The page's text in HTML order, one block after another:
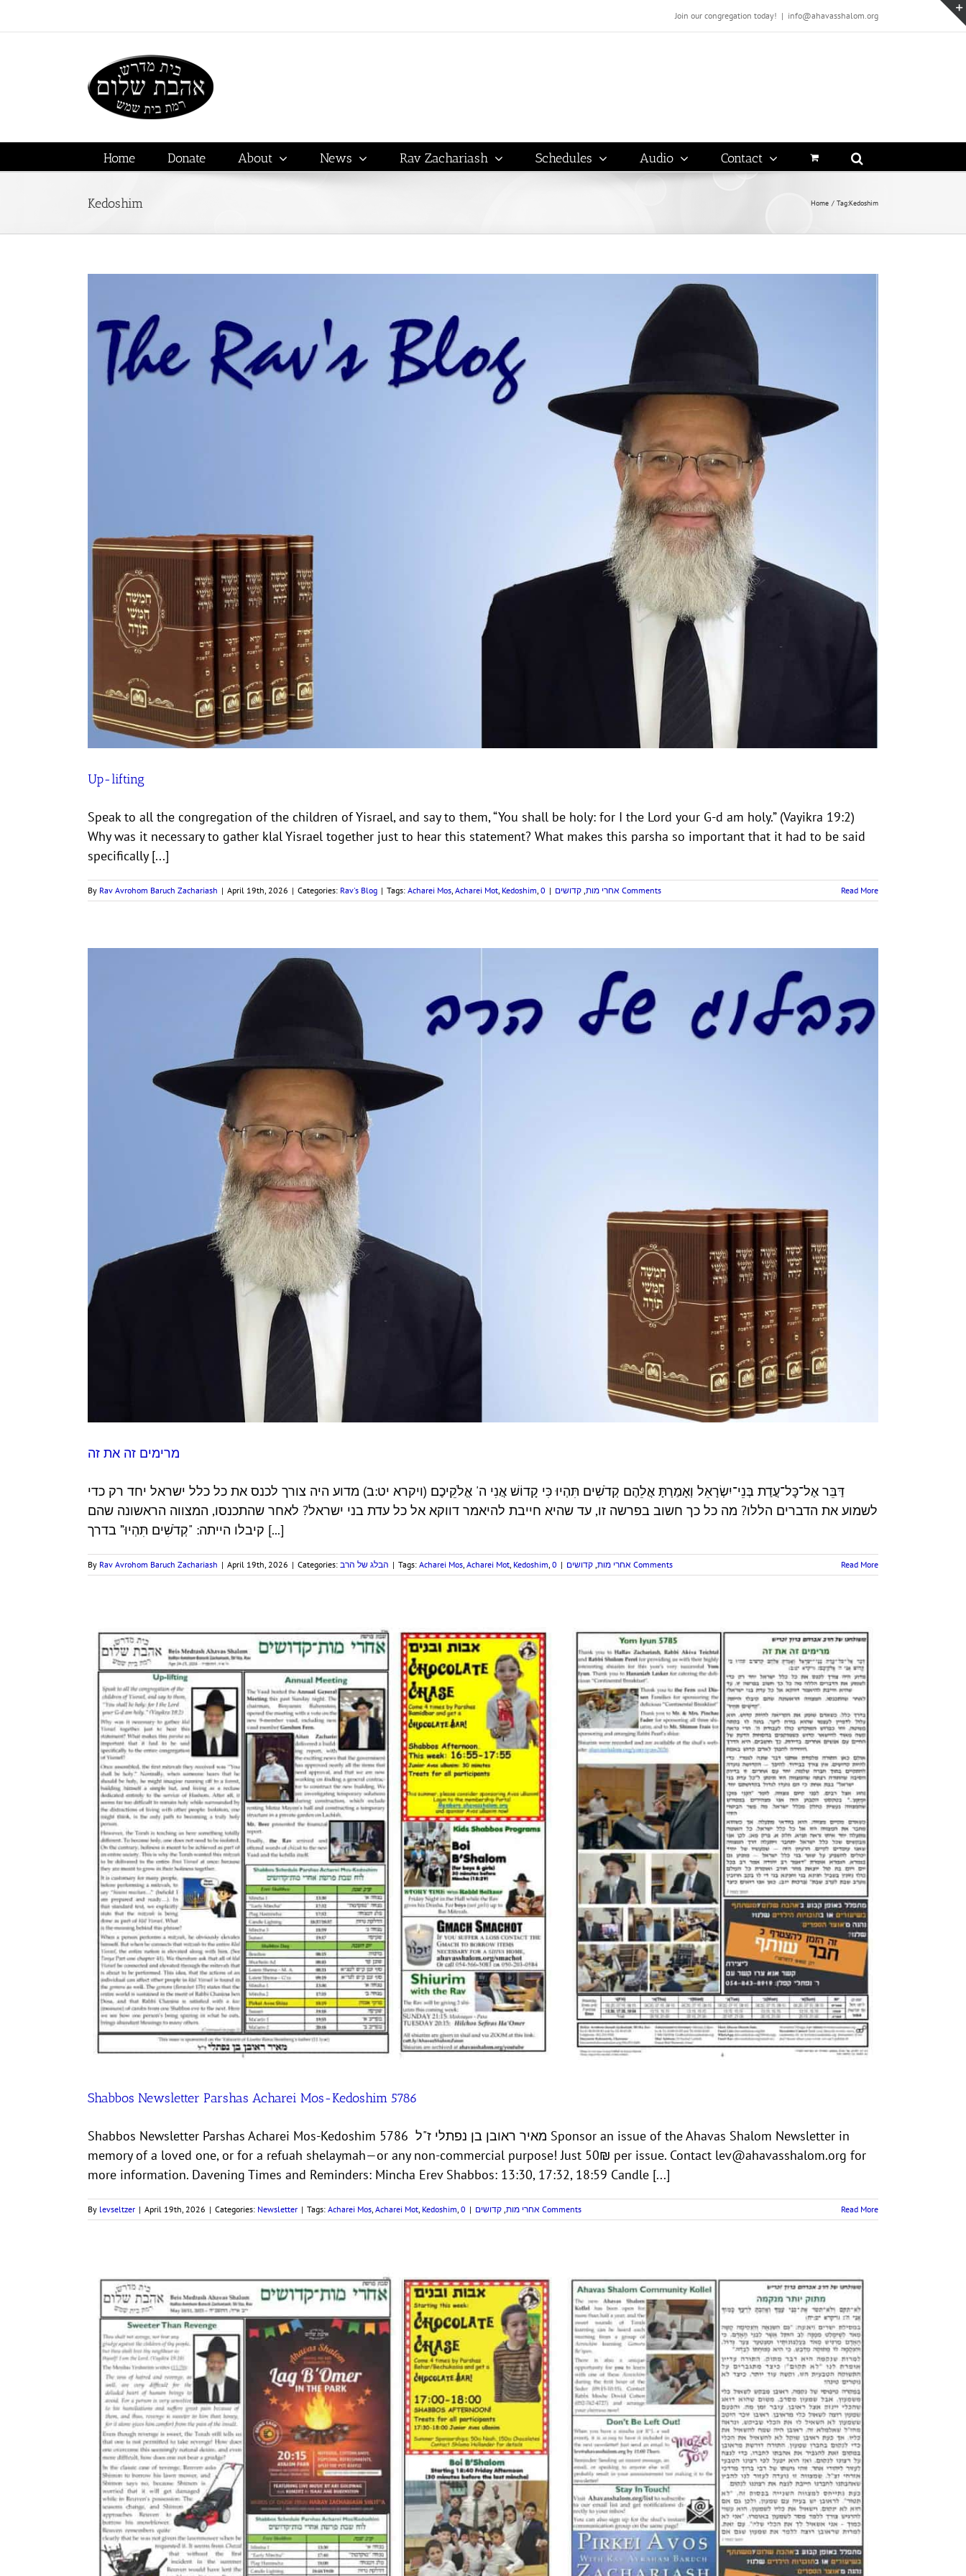
to
Join our congregation today! | info@ahavasshalom.org
Home Donate About News Rav Zachariash Schedules Audio Contact
Kedoshim Home Tag:Kedoshim
Up-lifting
Speak to all the congregation of the children of Yisrael, and say to them, “You shall be holy: for I the Lord your G-d am holy.” (Vayikra 19:2)
Why was it necessary to gather klal Yisrael together just to hear this statement? What makes this parsha so important that it had to be said
specifically [...]
By Rav Avrohom Baruch Zachariash | April 19th, 2026 | Categories: Rav's Blog | Tags: Acharei Mos, Acharei Mot, Kedoshim, אחרי מות, קדושים | 0 Comments Read More
מרימים זה את זה
דַּבֵּר אֶל־כׇּל־עֲדַת בְּנֵי־יִשְׂרָאֵל וְאָמַרְתָּ אֲלֵהֶם קְדֹשִׁים תִּהְיוּ כִּי קָדוֹשׁ אֲנִי ה' אֱלֹקֵיכֶם׃ (ויקרא יט:ב) מדוע היה צורך לכנס את כל כלל ישראל יחד רק כדי
לשמוע את הדברים הללו? מה כל כך חשוב בפרשה זו, עד שהיא חייבת להיאמר דווקא אל כל עדת בני ישראל? לאחר שהתכנסו, המצווה הראשונה שהם
קיבלו הייתה: "קְדֹשִׁים תִּהְיוּ” בדרך [...]
By Rav Avrohom Baruch Zachariash | April 19th, 2026 | Categories: הבלג של הרב | Tags: Acharei Mos, Acharei Mot, Kedoshim, אחרי מות, קדושים | 0 Comments Read More
Shabbos Newsletter Parshas Acharei Mos-Kedoshim 5786
Shabbos Newsletter Parshas Acharei Mos-Kedoshim 5786 מאיר ראובן בן נפתלי ז"ל Sponsor an issue of the Ahavas Shalom Newsletter in
memory of a loved one, or for a refuah shelaymah—or any non-commercial purpose! Just 50₪ per issue. Contact lev@ahavasshalom.org for
more information. Davening Times and Reminders: Mincha Erev Shabbos: 13:30, 17:32, 18:59 Candle [...]
By levseltzer | April 19th, 2026 | Categories: Newsletter | Tags: Acharei Mos Acharei Mot Kedoshim אחרי מות קדושים | 0 Comments Read More